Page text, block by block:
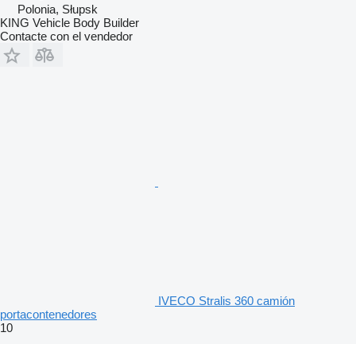
Polonia, Słupsk
KING Vehicle Body Builder
Contacte con el vendedor
IVECO Stralis 360 camión
portacontenedores
10